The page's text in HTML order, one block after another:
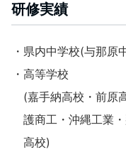
研修実績
・県内中学校(与那原
・高等学校
(嘉手納高校・前原
護商工・沖縄工業
高校)